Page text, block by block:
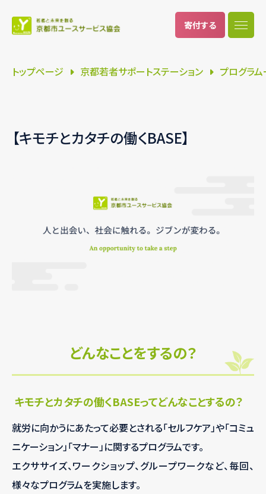
寄付する
トップページ 京都若者サポートステーション プログラ
【キモチとカタチの働くBASE】
どんなことをするの？
キモチとカタチの働くBASEってどんなことするの？
就労に向かうにあたって必要とされる「セルフケア」や「コミュ
ニケーション」「マナー」に関するプログラムです。
エクササイズ、ワークショップ、グループワークなど、毎回、
様々なプログラムを実施します。